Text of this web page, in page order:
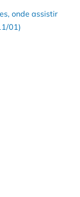
onde assistir
01)